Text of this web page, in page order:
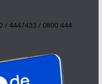
/ 4447433 / 0800 444